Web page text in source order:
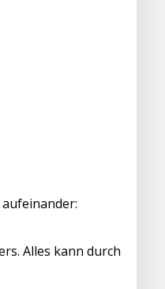
Alles kann durch